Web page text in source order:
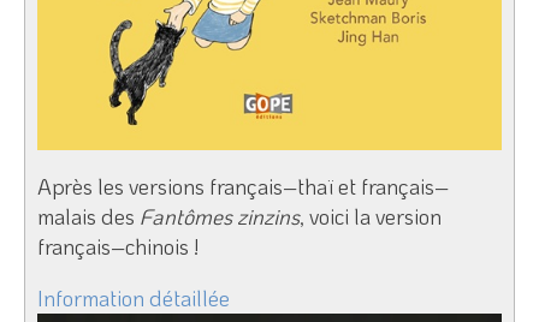
Après les versions français–thaï et français–
malais des Fantômes zinzins, voici la version
français–chinois !
Information détaillée